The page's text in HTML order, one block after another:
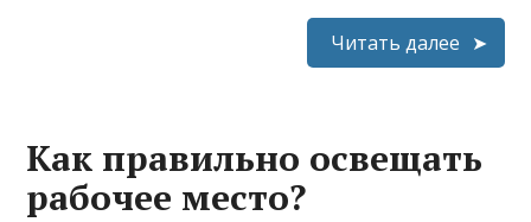
Читать далее
Как правильно освещать
рабочее место?